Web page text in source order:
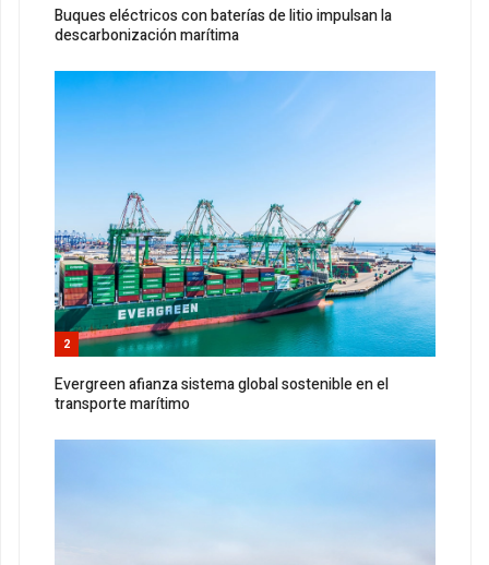
Buques eléctricos con baterías de litio impulsan la
descarbonización marítima
2
Evergreen afianza sistema global sostenible en el
transporte marítimo